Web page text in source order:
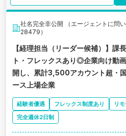
社名完全非公開 （エージェントに問
28479）
【経理担当（リーダー候補）】課
ト・フレックスあり◎企業向け動
開し、累計3,500アカウント超・
ース上場企業
経験者優遇 フレックス制度あり リ
完全週休2日制